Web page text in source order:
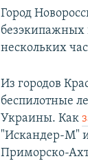
Город
безэкипажных
нескольких
Из городов
беспилотные
Украины. Как
"Искандер-М" и
Приморско-